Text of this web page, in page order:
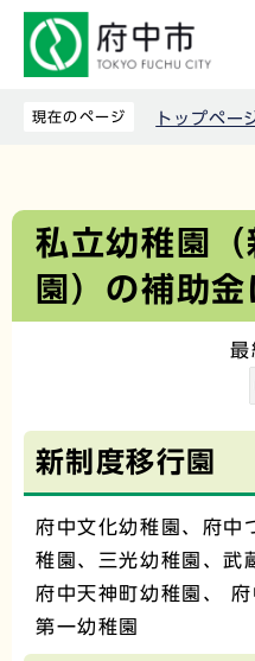
先
現在のページ トップペー
文
か
私立幼稚園
園）の補助
新制度移行園
府中文化幼稚園、府中
稚園、三光幼稚園、武
府中天神町幼稚園、
第一幼稚園